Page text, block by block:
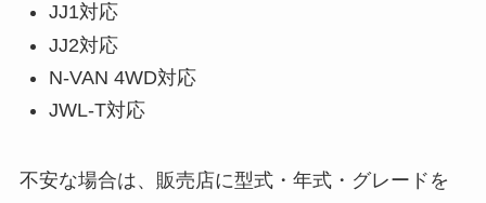
JJ1対応
JJ2対応
N-VAN 4WD対応
JWL-T対応
不安な場合は、販売店に型式・年式・グレードを